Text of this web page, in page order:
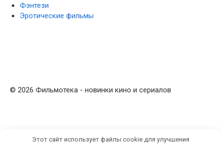
Фэнтези
Эротические фильмы
© 2026 Фильмотека - новинки кино и сериалов
Этот сайт использует файлы cookie для улучшения